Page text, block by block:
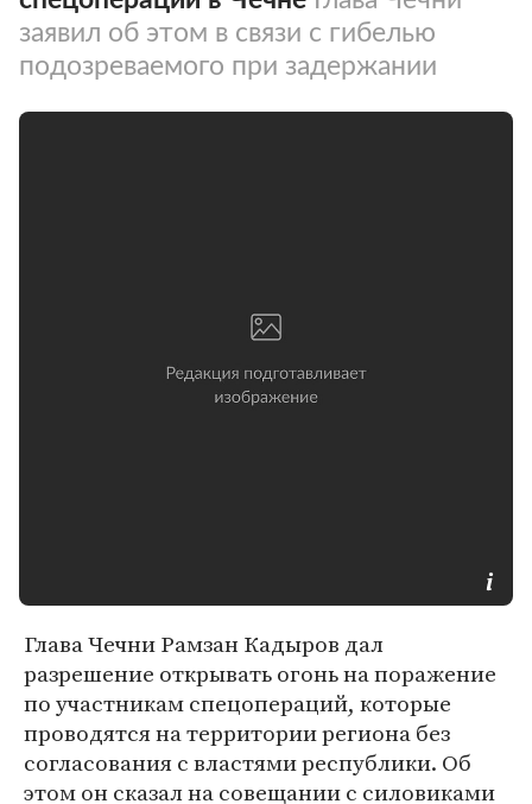
заявил об этом в связи с гибелью
подозреваемого при задержании
Глава Чечни Рамзан Кадыров дал
разрешение открывать огонь на поражение
по участникам спецопераций, которые
проводятся на территории региона без
согласования с властями республики. Об
этом он сказал на совещании с силовиками